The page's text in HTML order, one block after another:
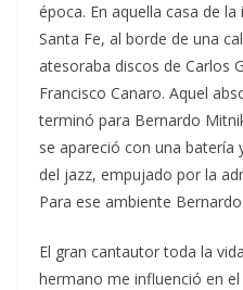
época. En aquella casa de
Santa Fe, al borde de una
atesoraba discos de Carlos
Francisco Canaro. Aquel
terminó para Bernardo
se apareció con una
del jazz, empujado por la
Para ese ambiente
El gran cantautor toda la
hermano me influenció en